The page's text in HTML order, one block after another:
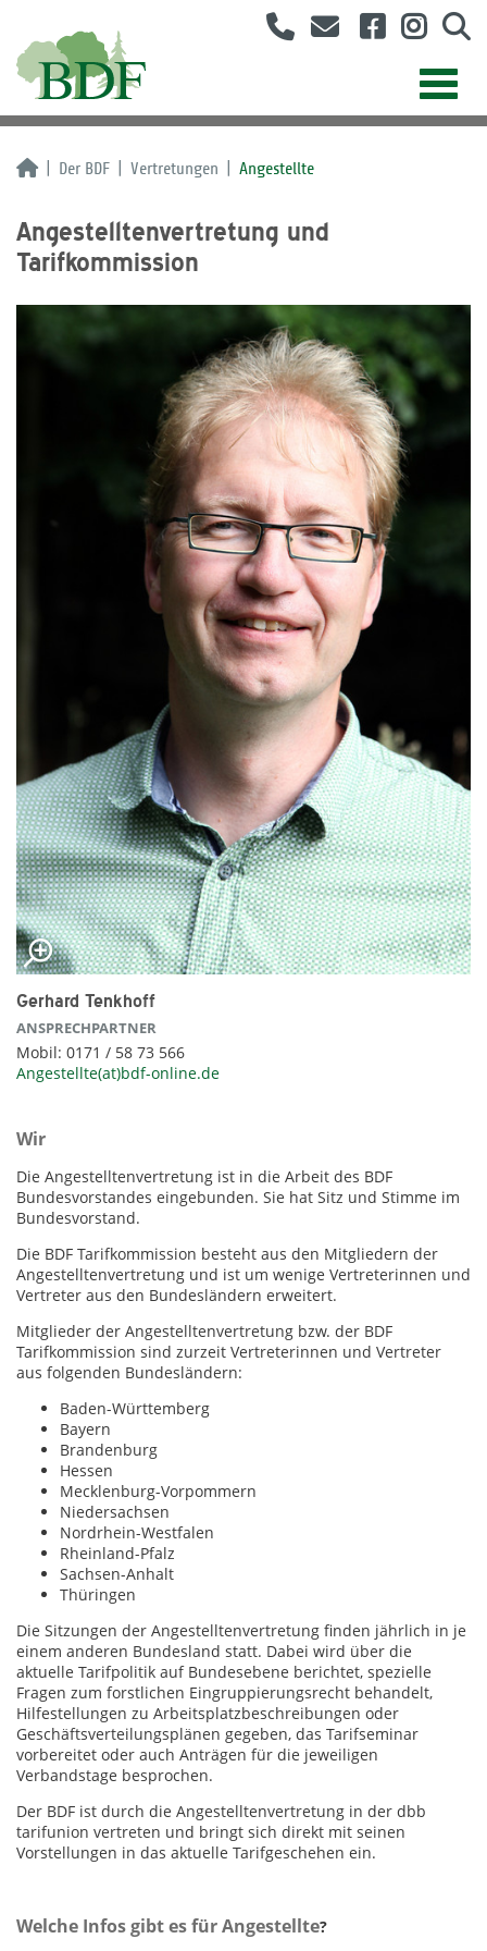
Der BDF Vertretungen Angestellte
Angestelltenvertretung und
Tarifkommission
Gerhard Tenkhoff
ANSPRECHPARTNER
Mobil: 0171 / 58 73 566
Angestellte(at)bdf-online.de
Wir
Die Angestelltenvertretung ist in die Arbeit des BDF
Bundesvorstandes eingebunden. Sie hat Sitz und Stimme im
Bundesvorstand.
Die BDF Tarifkommission besteht aus den Mitgliedern der
Angestelltenvertretung und ist um wenige Vertreterinnen und
Vertreter aus den Bundesländern erweitert.
Mitglieder der Angestelltenvertretung bzw. der BDF
Tarifkommission sind zurzeit Vertreterinnen und Vertreter
aus folgenden Bundesländern:
Baden-Württemberg
Bayern
Brandenburg
Hessen
Mecklenburg-Vorpommern
Niedersachsen
Nordrhein-Westfalen
Rheinland-Pfalz
Sachsen-Anhalt
Thüringen
Die Sitzungen der Angestelltenvertretung finden jährlich in je
einem anderen Bundesland statt. Dabei wird über die
aktuelle Tarifpolitik auf Bundesebene berichtet, spezielle
Fragen zum forstlichen Eingruppierungsrecht behandelt,
Hilfestellungen zu Arbeitsplatzbeschreibungen oder
Geschäftsverteilungsplänen gegeben, das Tarifseminar
vorbereitet oder auch Anträgen für die jeweiligen
Verbandstage besprochen.
Der BDF ist durch die Angestelltenvertretung in der dbb
tarifunion vertreten und bringt sich direkt mit seinen
Vorstellungen in das aktuelle Tarifgeschehen ein.
Welche Infos gibt es für Angestellte?